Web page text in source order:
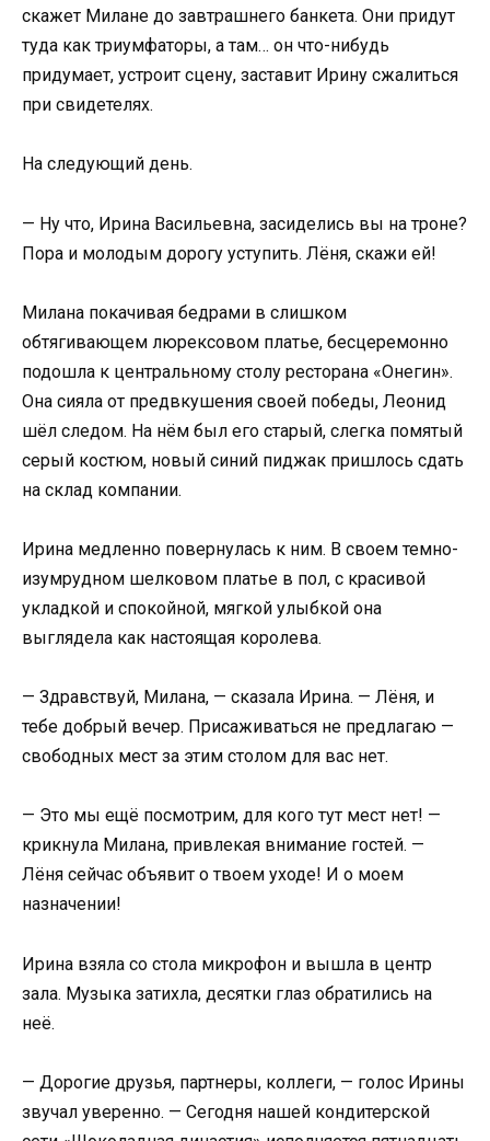
скажет Милане до завтрашнего банкета. Они придут
туда как триумфаторы, а там… он что-нибудь
придумает, устроит сцену, заставит Ирину сжалиться
при свидетелях.
На следующий день.
— Ну что, Ирина Васильевна, засиделись вы на троне?
Пора и молодым дорогу уступить. Лёня, скажи ей!
Милана покачивая бедрами в слишком
обтягивающем люрексовом платье, бесцеремонно
подошла к центральному столу ресторана «Онегин».
Она сияла от предвкушения своей победы, Леонид
шёл следом. На нём был его старый, слегка помятый
серый костюм, новый синий пиджак пришлось сдать
на склад компании.
Ирина медленно повернулась к ним. В своем темно-
изумрудном шелковом платье в пол, с красивой
укладкой и спокойной, мягкой улыбкой она
выглядела как настоящая королева.
— Здравствуй, Милана, — сказала Ирина. — Лёня, и
тебе добрый вечер. Присаживаться не предлагаю —
свободных мест за этим столом для вас нет.
— Это мы ещё посмотрим, для кого тут мест нет! —
крикнула Милана, привлекая внимание гостей. —
Лёня сейчас объявит о твоем уходе! И о моем
назначении!
Ирина взяла со стола микрофон и вышла в центр
зала. Музыка затихла, десятки глаз обратились на
неё.
— Дорогие друзья, партнеры, коллеги, — голос Ирины
звучал уверенно. — Сегодня нашей кондитерской